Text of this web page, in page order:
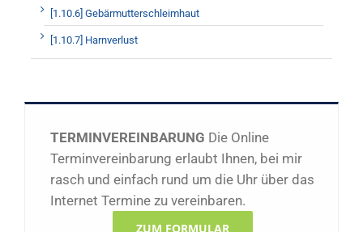
[1.10.6] Gebärmutterschleimhaut
[1.10.7] Harnverlust
TERMINVEREINBARUNG Die Online
Terminvereinbarung erlaubt Ihnen, bei mir
rasch und einfach rund um die Uhr über das
Internet Termine zu vereinbaren.
ZUM FORMULAR